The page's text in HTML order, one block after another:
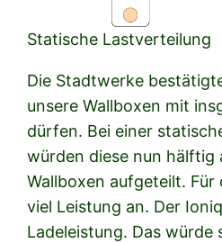
Statische Lastverteilung
Die Stadtwerke
unsere Wallboxen mit
dürfen. Bei einer
würden diese nun hälftig
Wallboxen aufgeteilt. Für
viel Leistung an. Der
Ladeleistung. Das würde